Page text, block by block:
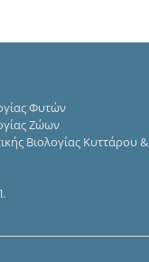
Φυτών
Ζώων
Βιολογίας Κυττάρου &